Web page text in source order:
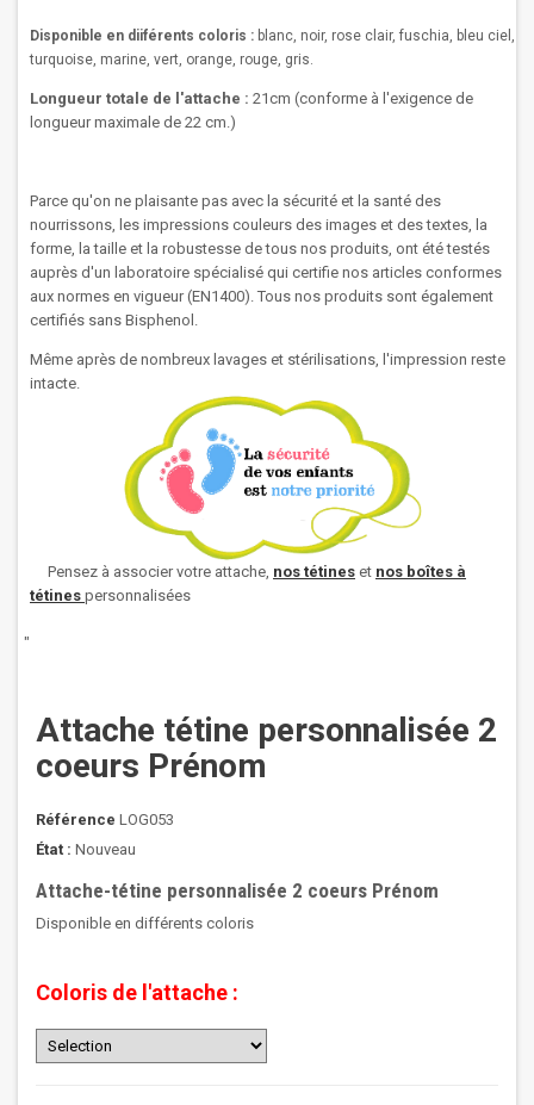
Disponible en diiférents coloris : blanc, noir, rose clair, fuschia, bleu ciel,
turquoise, marine, vert, orange, rouge, gris.
Longueur totale de l'attache : 21cm (conforme à l'exigence de
longueur maximale de 22 cm.)
Parce qu'on ne plaisante pas avec la sécurité et la santé des
nourrissons, les impressions couleurs des images et des textes, la
forme, la taille et la robustesse de tous nos produits, ont été testés
auprès d'un laboratoire spécialisé qui certifie nos articles conformes
aux normes en vigueur (EN1400). Tous nos produits sont également
certifiés sans Bisphenol.
Même après de nombreux lavages et stérilisations, l'impression reste
intacte.
Pensez à associer votre attache, nos tétines et nos boîtes à
tétines personnalisées
"
Attache tétine personnalisée 2
coeurs Prénom
Référence LOG053
État : Nouveau
Attache-tétine personnalisée 2 coeurs Prénom
Disponible en différents coloris
Coloris de l'attache :